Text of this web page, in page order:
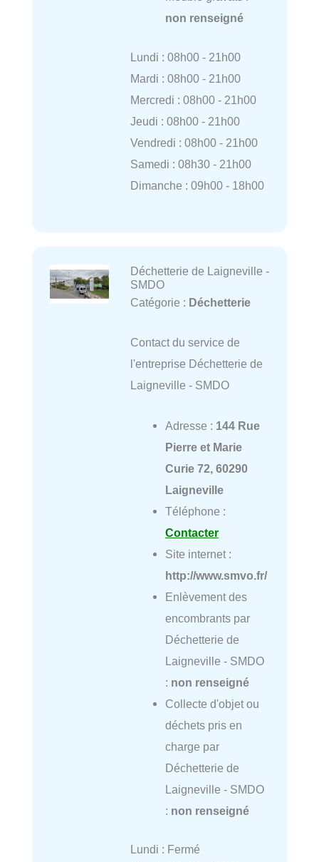
non renseigné
Lundi : 08h00 - 21h00
Mardi : 08h00 - 21h00
Mercredi : 08h00 - 21h00
Jeudi : 08h00 - 21h00
Vendredi : 08h00 - 21h00
Samedi : 08h30 - 21h00
Dimanche : 09h00 - 18h00
Déchetterie de Laigneville -
SMDO
Catégorie : Déchetterie
Contact du service de
l'entreprise Déchetterie de
Laigneville - SMDO
Adresse : 144 Rue
Pierre et Marie
Curie 72, 60290
Laigneville
Téléphone :
Contacter
Site internet :
http://www.smvo.fr/
Enlèvement des
encombrants par
Déchetterie de
Laigneville - SMDO
: non renseigné
Collecte d'objet ou
déchets pris en
charge par
Déchetterie de
Laigneville - SMDO
: non renseigné
Lundi : Fermé